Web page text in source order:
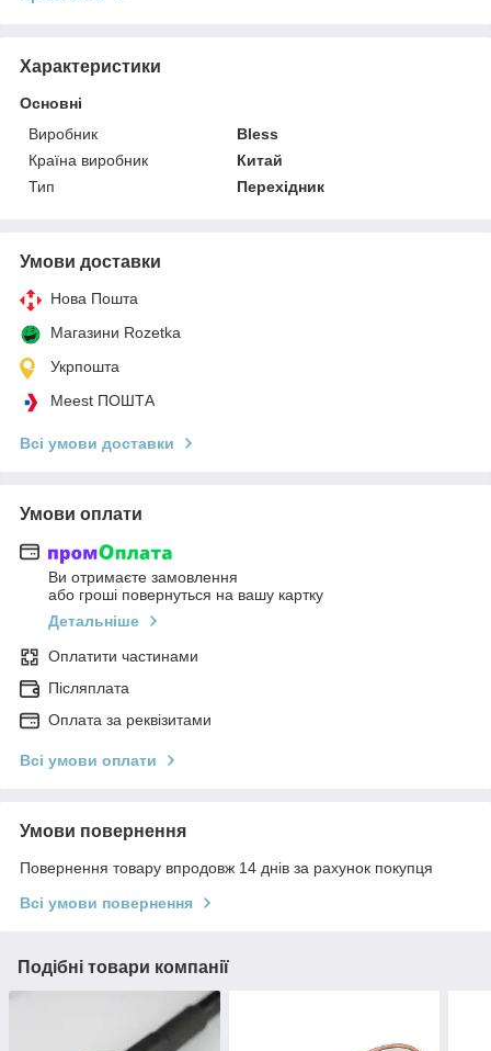
Характеристики
Основні
Виробник
Bless
Країна виробник
Китай
Тип
Перехідник
Умови доставки
Нова Пошта
Магазини Rozetka
Укрпошта
Meest ПОШТА
Всі умови доставки
Умови оплати
Ви отримаєте замовлення
або гроші повернуться на вашу картку
Детальніше
Оплатити частинами
Післяплата
Оплата за реквізитами
Всі умови оплати
Умови повернення
Повернення товару впродовж 14 днів за рахунок покупця
Всі умови повернення
Подібні товари компанії